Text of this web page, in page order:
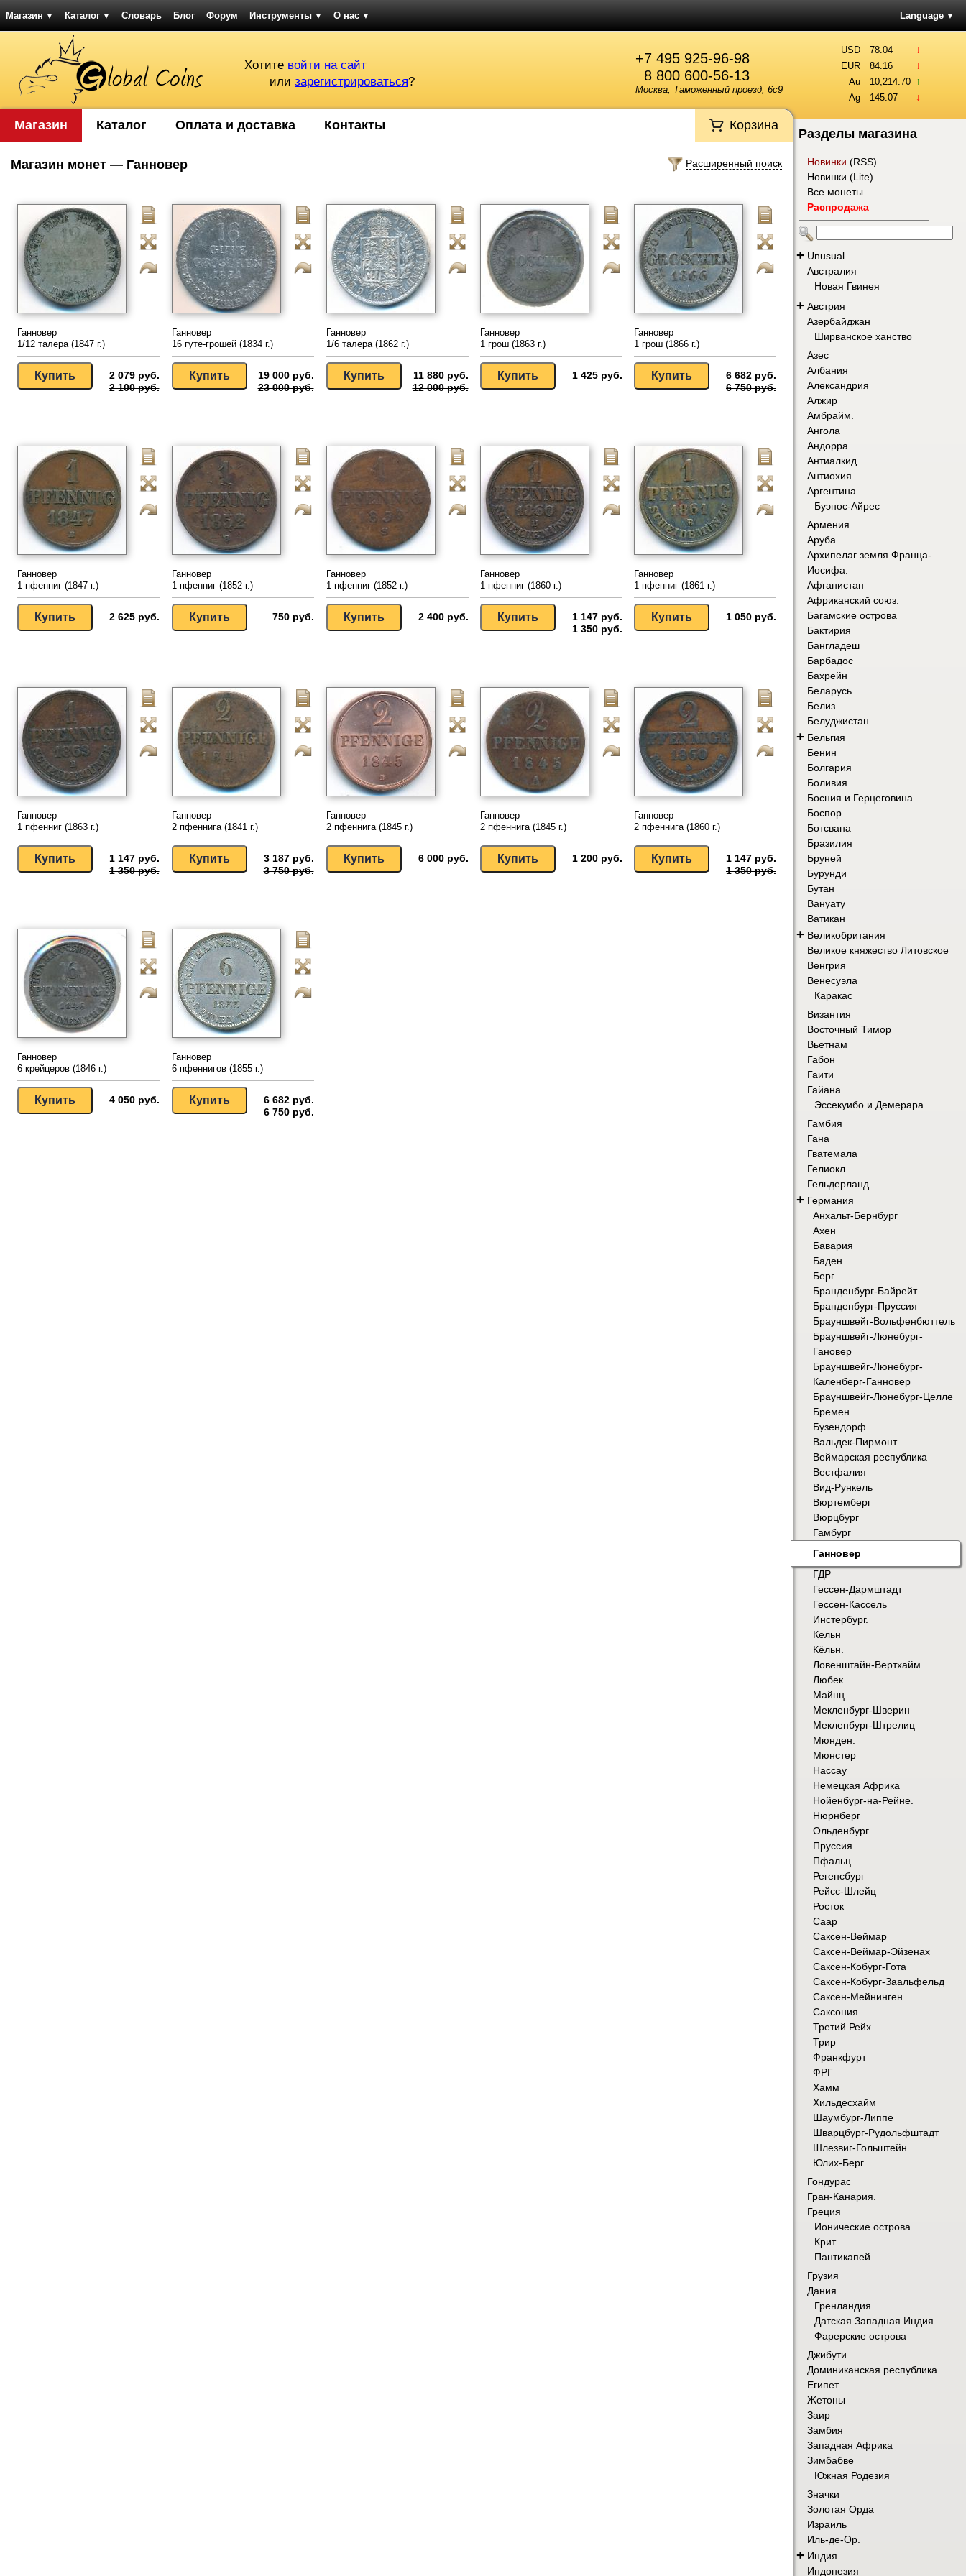
Магазин ▼ Каталог ▼ Словарь Блог Форум Инструменты ▼ О нас ▼ Language ▼
+7 495 925-96-98
8 800 600-56-13
Москва, Таможенный проезд, 6с9
Хотите войти на сайт
или зарегистрироваться?
USD 78.04 ↓
EUR 84.16 ↓
Au 10,214.70 ↑
Ag 145.07 ↓
Магазин Каталог Оплата и доставка Контакты Корзина
Расширенный поиск
Магазин монет — Ганновер
Ганновер
1/12 талера (1847 г.)
2 079 руб.
2 100 руб.
Ганновер
16 гуте-грошей (1834 г.)
19 000 руб.
23 000 руб.
Ганновер
1/6 талера (1862 г.)
11 880 руб.
12 000 руб.
Ганновер
1 грош (1863 г.)
1 425 руб.
Ганновер
1 грош (1866 г.)
6 682 руб.
6 750 руб.
Ганновер
1 пфенниг (1847 г.)
2 625 руб.
Ганновер
1 пфенниг (1852 г.)
750 руб.
Ганновер
1 пфенниг (1852 г.)
2 400 руб.
Ганновер
1 пфенниг (1860 г.)
1 147 руб.
1 350 руб.
Ганновер
1 пфенниг (1861 г.)
1 050 руб.
Ганновер
1 пфенниг (1863 г.)
1 147 руб.
1 350 руб.
Ганновер
2 пфеннига (1841 г.)
3 187 руб.
3 750 руб.
Ганновер
2 пфеннига (1845 г.)
6 000 руб.
Ганновер
2 пфеннига (1845 г.)
1 200 руб.
Ганновер
2 пфеннига (1860 г.)
1 147 руб.
1 350 руб.
Ганновер
6 крейцеров (1846 г.)
4 050 руб.
Ганновер
6 пфеннигов (1855 г.)
6 682 руб.
6 750 руб.
Разделы магазина
Новинки (RSS)
Новинки (Lite)
Все монеты
Распродажа
+ Unusual
Австралия
Новая Гвинея
+ Австрия
Азербайджан
Ширванское ханство
Азес
Албания
Александрия
Алжир
Амбрайм.
Ангола
Андорра
Антиалкид
Антиохия
Аргентина
Буэнос-Айрес
Армения
Аруба
Архипелаг земля Франца-
Иосифа.
Афганистан
Африканский союз.
Багамские острова
Бактирия
Бангладеш
Барбадос
Бахрейн
Беларусь
Белиз
Белуджистан.
+ Бельгия
Бенин
Болгария
Боливия
Босния и Герцеговина
Боспор
Ботсвана
Бразилия
Бруней
Бурунди
Бутан
Вануату
Ватикан
+ Великобритания
Великое княжество Литовское
Венгрия
Венесуэла
Каракас
Византия
Восточный Тимор
Вьетнам
Габон
Гаити
Гайана
Эссекуибо и Демерара
Гамбия
Гана
Гватемала
Гелиокл
Гельдерланд
+ Германия
Анхальт-Бернбург
Ахен
Бавария
Баден
Берг
Бранденбург-Байрейт
Бранденбург-Пруссия
Брауншвейг-Вольфенбюттель
Брауншвейг-Люнебург-
Гановер
Брауншвейг-Люнебург-
Каленберг-Ганновер
Брауншвейг-Люнебург-Целле
Бремен
Бузендорф.
Вальдек-Пирмонт
Веймарская республика
Вестфалия
Вид-Рункель
Вюртемберг
Вюрцбург
Гамбург
Ганновер
ГДР
Гессен-Дармштадт
Гессен-Кассель
Инстербург.
Кельн
Кёльн.
Ловенштайн-Вертхайм
Любек
Майнц
Мекленбург-Шверин
Мекленбург-Штрелиц
Мюнден.
Мюнстер
Нассау
Немецкая Африка
Нойенбург-на-Рейне.
Нюрнберг
Ольденбург
Пруссия
Пфальц
Регенсбург
Рейсс-Шлейц
Росток
Саар
Саксен-Веймар
Саксен-Веймар-Эйзенах
Саксен-Кобург-Гота
Саксен-Кобург-Заальфельд
Саксен-Мейнинген
Саксония
Третий Рейх
Трир
Франкфурт
ФРГ
Хамм
Хильдесхайм
Шаумбург-Липпе
Шварцбург-Рудольфштадт
Шлезвиг-Гольштейн
Юлих-Берг
Гондурас
Гран-Канария.
Греция
Ионические острова
Крит
Пантикапей
Грузия
Дания
Гренландия
Датская Западная Индия
Фарерские острова
Джибути
Доминиканская республика
Египет
Жетоны
Заир
Замбия
Западная Африка
Зимбабве
Южная Родезия
Значки
Золотая Орда
Израиль
Иль-де-Ор.
+ Индия
Индонезия